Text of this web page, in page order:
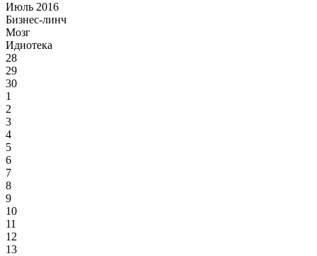
Июль 2016
Бизнес-линч
Мозг
Идиотека
28
29
30
1
2
3
4
5
6
7
8
9
10
11
12
13